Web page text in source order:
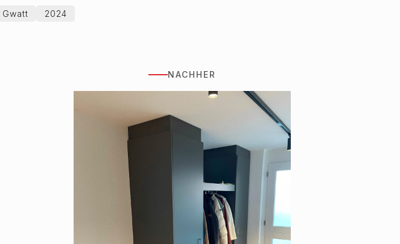
Gwatt 2024
NACHHER